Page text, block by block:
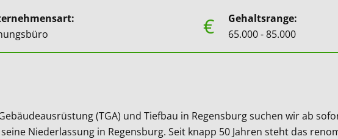
€
Gehaltsrange:
65.000 - 85.000
(TGA) und Tiefbau in Regensburg suchen wir ab
Niederlassung in Regensburg. Seit knapp 50 Jahren steht das